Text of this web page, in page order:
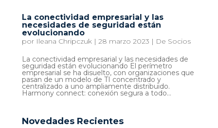
La conectividad empresarial y las
necesidades de seguridad están
evolucionando
por Ileana Chripczuk| 28 marzo 2023 | De Socios
La conectividad empresarial y las necesidades de
seguridad están evolucionando El perímetro
empresarial se ha disuelto, con organizaciones que
pasan de un modelo de TI concentrado y
centralizado a uno ampliamente distribuido.
Harmony connect: conexión segura a todo...
Novedades Recientes